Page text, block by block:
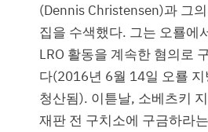
(Dennis Christensen)과 그
집을 수색했다. 그는 오룔에
LRO 활동을 계속한 혐의로
다(2016년 6월 14일 오룔
청산됨). 이튿날, 소베츠키
재판 전 구치소에 구금하라